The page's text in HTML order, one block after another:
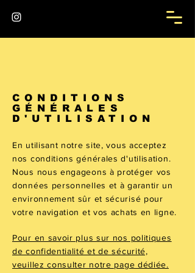
CONDITIONS
GÉNÉRALES
D'UTILISATION
En utilisant notre site, vous acceptez
nos conditions générales d'utilisation.
Nous nous engageons à protéger vos
données personnelles et à garantir un
environnement sûr et sécurisé pour
votre navigation et vos achats en ligne.
Pour en savoir plus sur nos politiques
de confidentialité et de sécurité,
veuillez consulter notre page dédiée.